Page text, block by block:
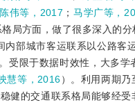
陈伟等，2017 ； 马学广等，
局方面，做了很多深入的
内部城市客运联系以公路客
受限于数据时效性，大多
慧等，2016）。利用两期
健的交通联系格局能够经